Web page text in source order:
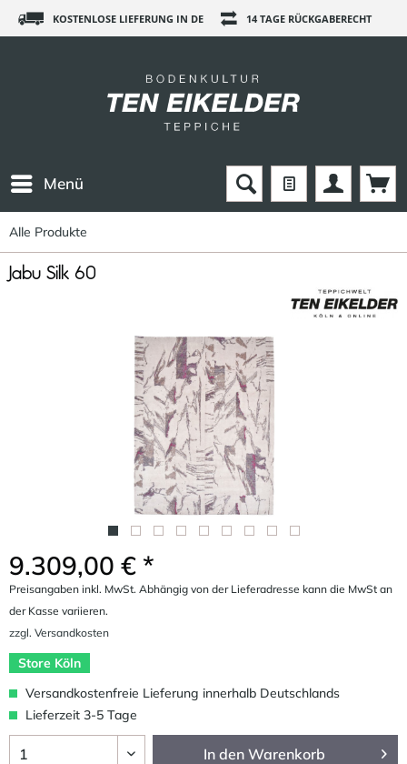
KOSTENLOSE LIEFERUNG IN DE 14 TAGE RÜCKGABERECHT
Menü
Alle Produkte
Jabu Silk 60
9.309,00 € *
Preisangaben inkl. MwSt. Abhängig von der Lieferadresse kann die MwSt an
der Kasse variieren.
zzgl. Versandkosten
Store Köln
Versandkostenfreie Lieferung innerhalb Deutschlands
Lieferzeit 3-5 Tage
In den Warenkorb